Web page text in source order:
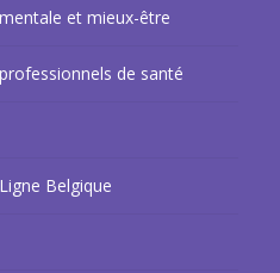
et mieux-être
de santé
Belgique